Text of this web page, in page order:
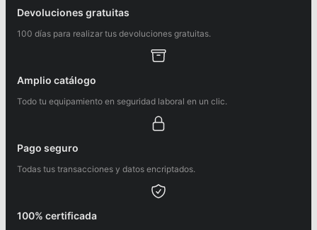
Devoluciones gratuitas
100 días para realizar tus devoluciones gratuitas.
Amplio catálogo
Todo tu equipamiento en seguridad laboral en un clic.
Pago seguro
Todas tus transacciones y datos encriptados.
100% certificada